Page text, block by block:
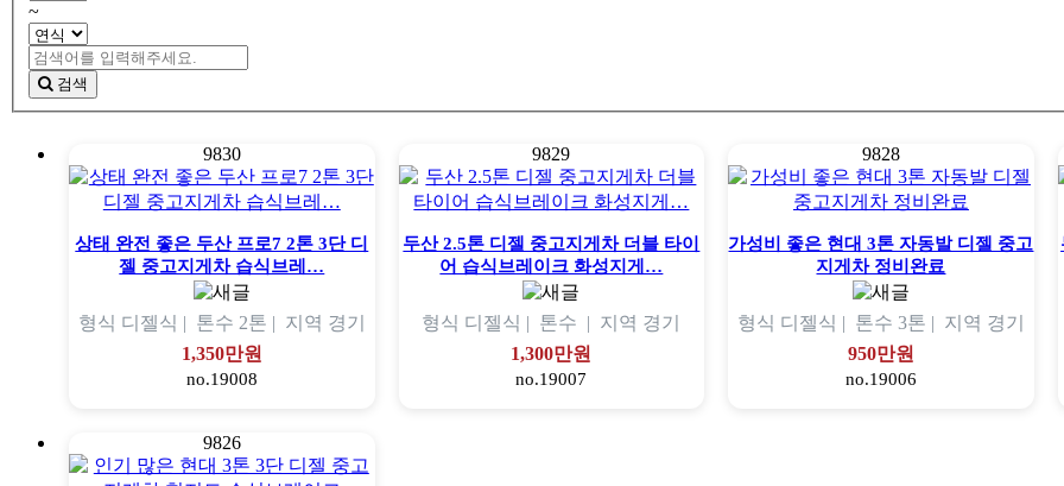
~
검색
9830
상태 완전 좋은 두산 프로7 2톤 3단 디
젤 중고지게차 습식브레…
형식 디젤식 | 톤수 2톤 | 지역 경기
1,350만원
no.19008
9829
두산 2.5톤 디젤 중고지게차 더블 타이
어 습식브레이크 화성지게…
형식 디젤식 | 톤수 | 지역 경기
1,300만원
no.19007
9828
가성비 좋은 현대 3톤 자동발 디젤 중고
지게차 정비완료
형식 디젤식 | 톤수 3톤 | 지역 경기
950만원
no.19006
9826